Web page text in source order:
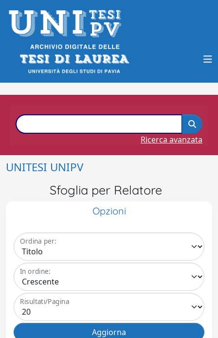
Ricerca avanzata
UNITESI UNIPV
Sfoglia per Relatore
Opzioni
Ordina per:
In ordine:
Risultati/Pagina